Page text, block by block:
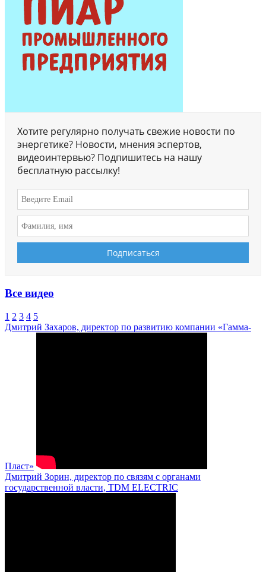
Хотите регулярно получать свежие новости по
энергетике? Новости, мнения эспертов,
видеоинтервью? Подпишитесь на нашу
бесплатную рассылку!
Все видео
1 2 3 4 5
Дмитрий Захаров, директор по развитию компании «Гамма-
Пласт»
Дмитрий Зорин, директор по связям с органами
государственной власти, TDM ELECTRIC